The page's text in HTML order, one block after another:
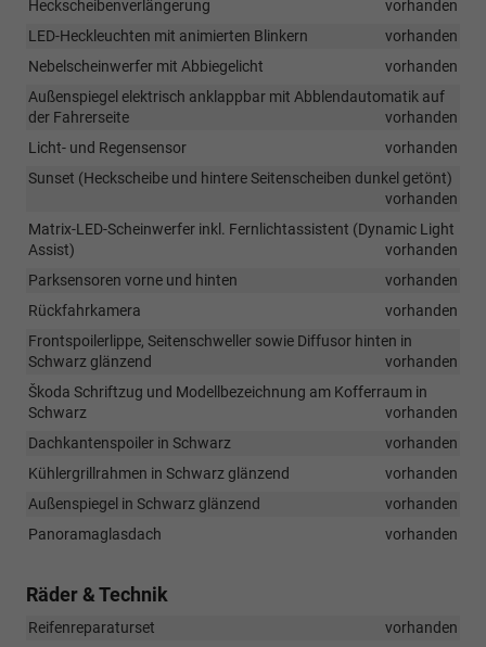
Heckscheibenverlängerung
vorhanden
LED-Heckleuchten mit animierten Blinkern
vorhanden
Nebelscheinwerfer mit Abbiegelicht
vorhanden
Außenspiegel elektrisch anklappbar mit Abblendautomatik auf
der Fahrerseite
vorhanden
Licht- und Regensensor
vorhanden
Sunset (Heckscheibe und hintere Seitenscheiben dunkel getönt)
vorhanden
Matrix-LED-Scheinwerfer inkl. Fernlichtassistent (Dynamic Light
Assist)
vorhanden
Parksensoren vorne und hinten
vorhanden
Rückfahrkamera
vorhanden
Frontspoilerlippe, Seitenschweller sowie Diffusor hinten in
Schwarz glänzend
vorhanden
Škoda Schriftzug und Modellbezeichnung am Kofferraum in
Schwarz
vorhanden
Dachkantenspoiler in Schwarz
vorhanden
Kühlergrillrahmen in Schwarz glänzend
vorhanden
Außenspiegel in Schwarz glänzend
vorhanden
Panoramaglasdach
vorhanden
Räder & Technik
Reifenreparaturset
vorhanden